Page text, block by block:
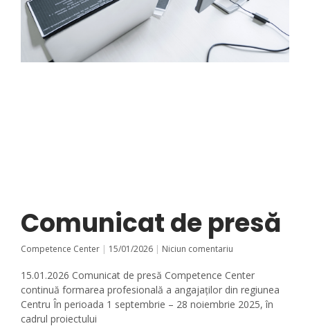
Comunicat de presă
Competence Center 15/01/2026 Niciun comentariu
15.01.2026 Comunicat de presă Competence Center
continuă formarea profesională a angajaților din regiunea
Centru În perioada 1 septembrie – 28 noiembrie 2025, în
cadrul proiectului